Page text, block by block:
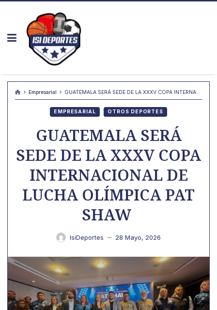
Skip
Empresarial GUATEMALA SERÁ SEDE DE LA XXXV COPA INTERNACIONAL DE LUCHA OLÍMPICA PAT SHAW
EMPRESARIAL OTROS DEPORTES
GUATEMALA SERÁ
SEDE DE LA XXXV COPA
INTERNACIONAL DE
LUCHA OLÍMPICA PAT
SHAW
IsiDeportes — 28 Mayo, 2026